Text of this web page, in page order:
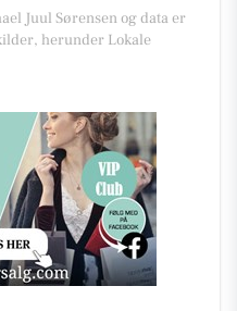
Juul Sørensen og data er
herunder Lokale